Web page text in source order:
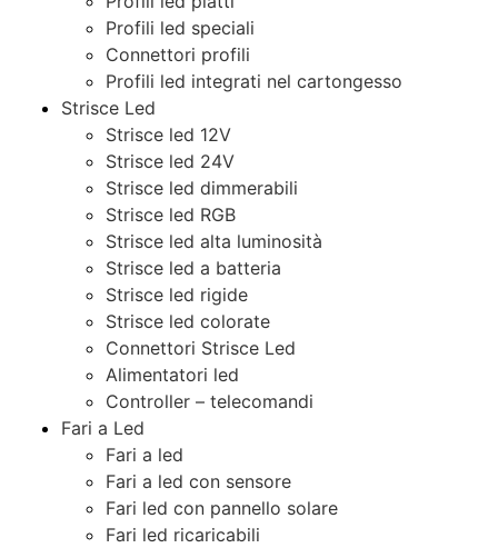
Profili led speciali
Connettori profili
Profili led integrati nel cartongesso
Strisce Led
Strisce led 12V
Strisce led 24V
Strisce led dimmerabili
Strisce led RGB
Strisce led alta luminosità
Strisce led a batteria
Strisce led rigide
Strisce led colorate
Connettori Strisce Led
Alimentatori led
Controller – telecomandi
Fari a Led
Fari a led
Fari a led con sensore
Fari led con pannello solare
Fari led ricaricabili